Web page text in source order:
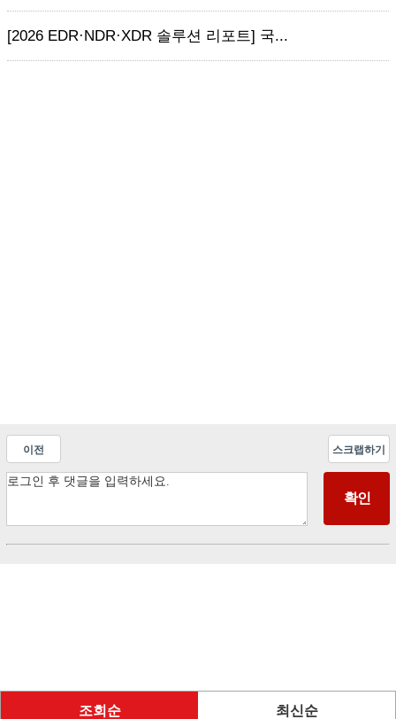
[2026 EDR·NDR·XDR 솔루션 리포트] 국...
이전 스크랩하기
조회순 최신순